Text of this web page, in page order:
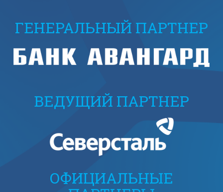
ГЕНЕРАЛЬНЫЙ ПАРТНЕР
ВЕДУЩИЙ ПАРТНЕР
ОФИЦИАЛЬНЫЕ